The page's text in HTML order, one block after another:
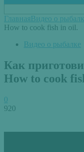
ГлавнаяВидео о
How to cook fish in oil.
Видео о рыбалке
Как
How to cook
0
920